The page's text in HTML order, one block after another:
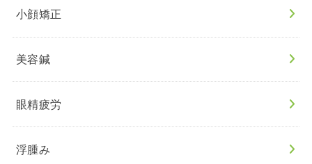
小顔矯正
美容鍼
眼精疲労
浮腫み